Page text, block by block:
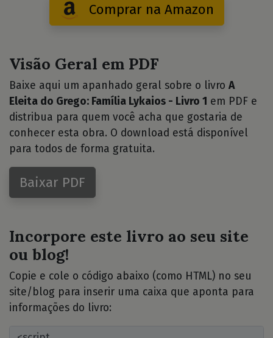
Comprar na Amazon
Visão Geral em PDF
Baixe aqui um apanhado geral sobre o livro A
Eleita do Grego: Família Lykaios - Livro 1 em PDF e
distribua para quem você acha que gostaria de
conhecer esta obra. O download está disponível
para todos de forma gratuita.
Baixar PDF
Incorpore este livro ao seu site
ou blog!
Copie e cole o código abaixo (como HTML) no seu
site/blog para inserir uma caixa que aponta para
informações do livro: